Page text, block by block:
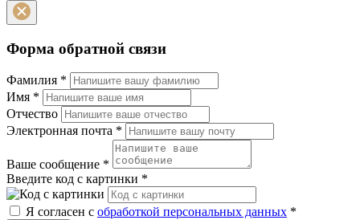
Форма обратной связи
Фамилия *
Имя *
Отчество
Электронная почта *
Ваше сообщение *
Введите код с картинки *
Я согласен с обработкой персональных данных *